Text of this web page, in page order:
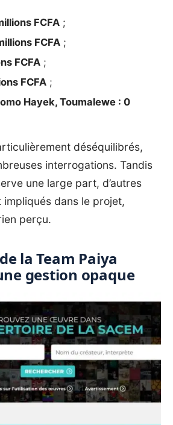
FCFA ;
FCFA ;
FCFA ;
FCFA ;
Hayek, Toumalewe : 0
déséquilibrés,
interrogations. Tandis
une large part, d’autres
dans le projet,
perçu.
la Team Paiya
gestion opaque